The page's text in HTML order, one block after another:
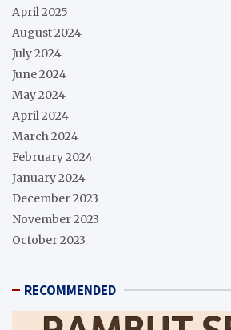
April 2025
August 2024
July 2024
June 2024
May 2024
April 2024
March 2024
February 2024
January 2024
December 2023
November 2023
October 2023
RECOMMENDED